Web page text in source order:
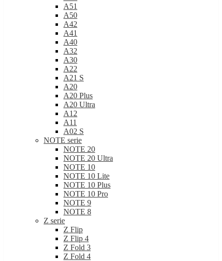
A51
A50
A42
A41
A40
A32
A30
A22
A21 S
A20
A20 Plus
A20 Ultra
A12
A11
A02 S
NOTE serie
NOTE 20
NOTE 20 Ultra
NOTE 10
NOTE 10 Lite
NOTE 10 Plus
NOTE 10 Pro
NOTE 9
NOTE 8
Z serie
Z Flip
Z Flip 4
Z Fold 3
Z Fold 4